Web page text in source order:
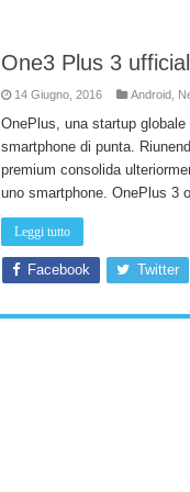
One3 Plus 3
14 Giugno, 2016 Android
OnePlus, una startup
smartphone di punta.
premium consolida
uno smartphone. OnePlus 3
Leggi tutto
Facebook Twitter